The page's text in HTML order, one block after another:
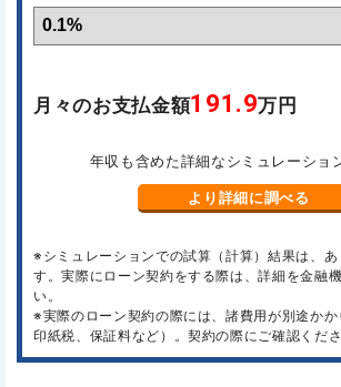
月々のお支払金額191.9万円
年収も含めた詳細なシミュレーショ
より詳細に調べる
※シミュレーションでの試算（計算）結果は、
す。実際にローン契約をする際は、詳細を金融
い。
※実際のローン契約の際には、諸費用が別途か
印紙税、保証料など）。契約の際にご確認くださ